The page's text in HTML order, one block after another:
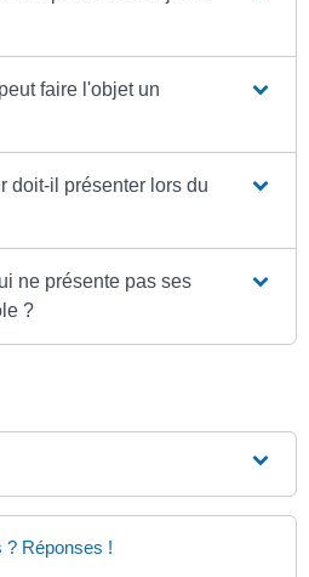
faire l'objet un
doit-il présenter lors du
ne présente pas ses
?
? Réponses !